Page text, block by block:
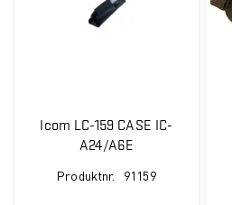
Icom LC-159 CASE IC-
A24/A6E
Produktnr. 91159